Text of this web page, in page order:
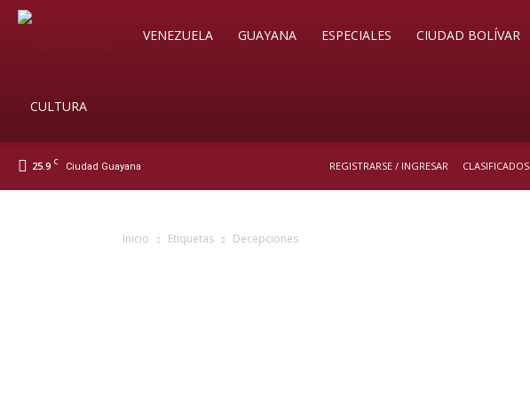
Soy
Digital
VENEZUELA GUAYANA ESPECIALES CIUDAD BOLÍVAR
CULTURA
25.9 C Ciudad Guayana REGISTRARSE / INGRESAR CLASIFICADOS
Inicio Etiquetas Decepciones